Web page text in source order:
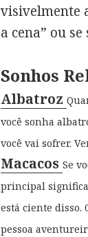
visivelmente
a cena” ou
Sonhos
Albatroz
você sonha
você vai sofrer.
MacacosSe
principal
está ciente disso.
pessoa